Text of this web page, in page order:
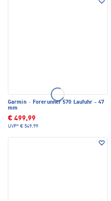
Garmin · Forerunner 570 Laufuhr - 47
mm
€ 499,99
UVP* € 549,99